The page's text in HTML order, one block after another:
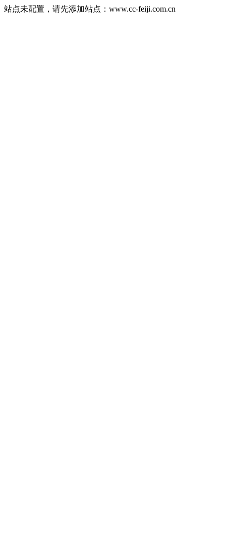
站点未配置，请先添加站点：www.cc-feiji.com.cn